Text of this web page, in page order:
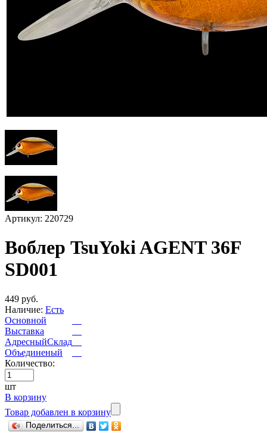
Артикул: 220729
Воблер TsuYoki AGENT 36F
SD001
449 руб.
Наличие: Есть
Основной
Выставка
АдресныйСклад
Объединеный
Количество:
шт
В корзину
Товар добавлен в корзину
Поделиться...